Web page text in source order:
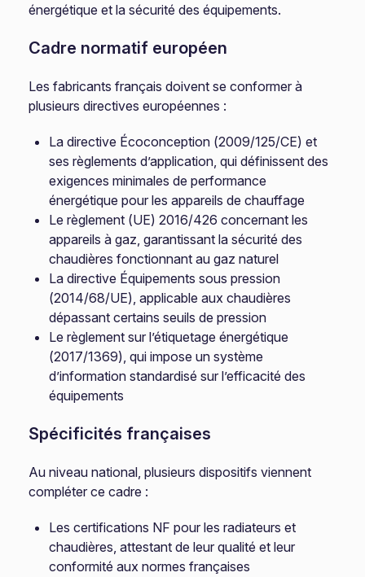
énergétique et la sécurité des équipements.
Cadre normatif européen
Les fabricants français doivent se conformer à
plusieurs directives européennes :
La directive Écoconception (2009/125/CE) et
ses règlements d’application, qui définissent des
exigences minimales de performance
énergétique pour les appareils de chauffage
Le règlement (UE) 2016/426 concernant les
appareils à gaz, garantissant la sécurité des
chaudières fonctionnant au gaz naturel
La directive Équipements sous pression
(2014/68/UE), applicable aux chaudières
dépassant certains seuils de pression
Le règlement sur l’étiquetage énergétique
(2017/1369), qui impose un système
d’information standardisé sur l’efficacité des
équipements
Spécificités françaises
Au niveau national, plusieurs dispositifs viennent
compléter ce cadre :
Les certifications NF pour les radiateurs et
chaudières, attestant de leur qualité et leur
conformité aux normes françaises